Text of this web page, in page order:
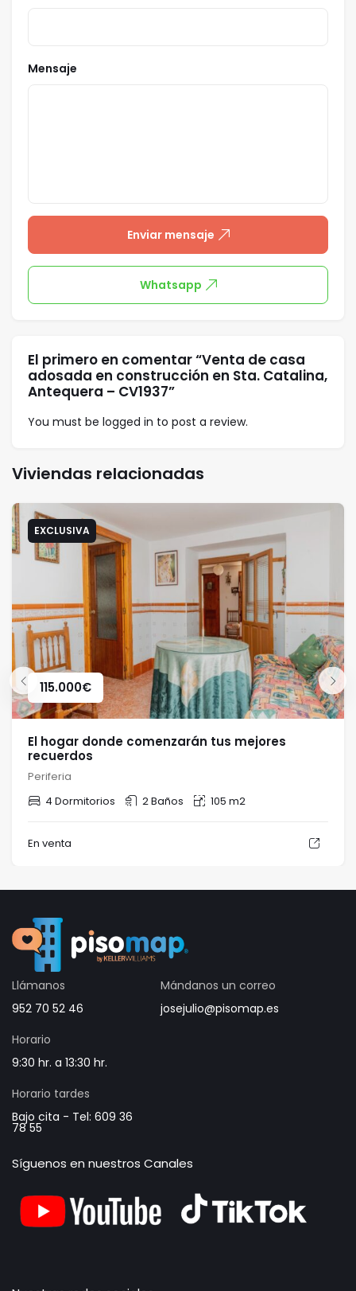
Mensaje
Enviar mensaje
Whatsapp
El primero en comentar “Venta de casa
adosada en construcción en Sta. Catalina,
Antequera – CV1937”
You must be logged in to post a review.
Viviendas relacionadas
EXCLUSIVA
115.000€
El hogar donde comenzarán tus mejores
recuerdos
Periferia
4 Dormitorios
2 Baños 105 m2
En venta
Llámanos
952 70 52 46
Mándanos un correo
josejulio@pisomap.es
Horario
9:30 hr. a 13:30 hr.
Horario tardes
Bajo cita - Tel: 609 36
78 55
Síguenos en nuestros Canales